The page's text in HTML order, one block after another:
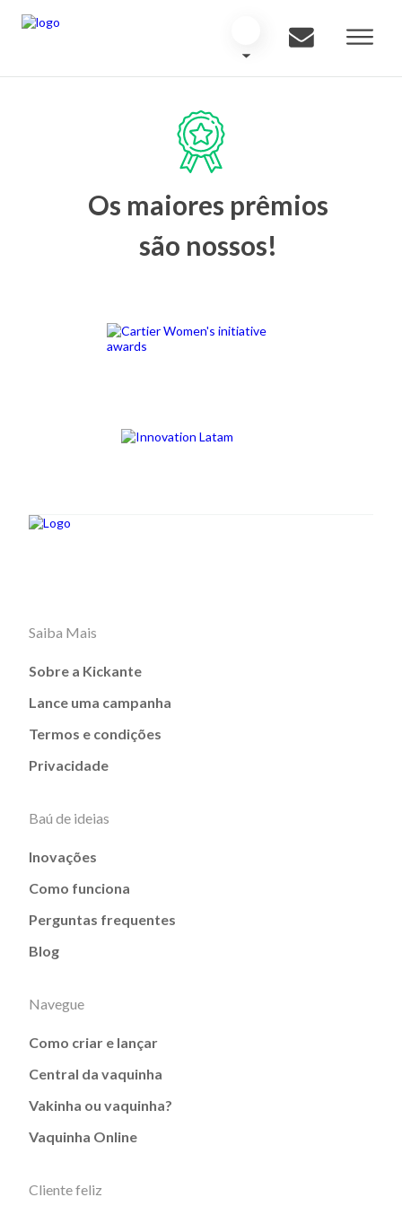
Os maiores prêmios
são nossos!
Saiba Mais
Sobre a Kickante
Lance uma campanha
Termos e condições
Privacidade
Baú de ideias
Inovações
Como funciona
Perguntas frequentes
Blog
Navegue
Como criar e lançar
Central da vaquinha
Vakinha ou vaquinha?
Vaquinha Online
Cliente feliz